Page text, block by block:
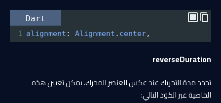
Dart
1 alignment : Alignment . center,
reverseDuration
تحدد مدة التحريك عند عكس العنصر المحرك. يمكن تعيين هذه
الخاصية عبر الكود التالي: